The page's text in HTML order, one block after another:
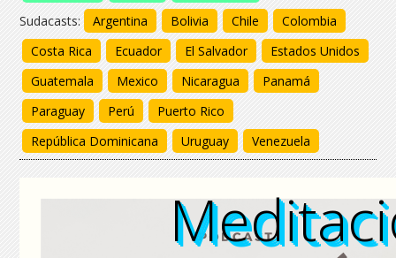
Sudacasts:
Argentina Bolivia Chile
Colombia
Costa Rica
Ecuador El Salvador
Estados Unidos
Guatemala
Mexico Nicaragua
Panamá
Paraguay
Perú
Puerto Rico
República Dominicana
Uruguay Venezuela